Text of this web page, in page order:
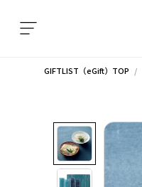
GIFTLIST（eGift）TOP